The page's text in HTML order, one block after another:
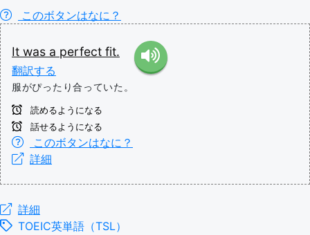
このボタンはなに？
It was a perfect fit.
翻訳する
服がぴったり合っていた。
読めるようになる
話せるようになる
このボタンはなに？
詳細
詳細
TOEIC英単語（TSL）